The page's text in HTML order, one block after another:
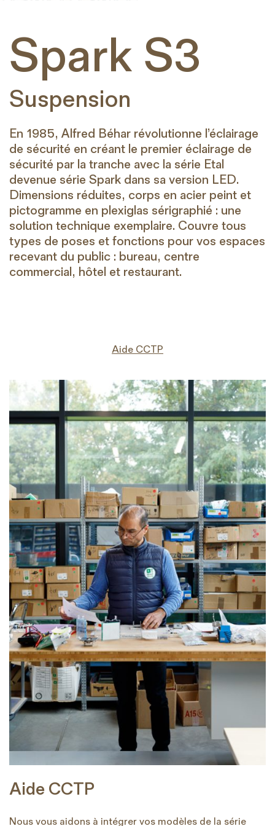
Spark S3
Suspension
En 1985, Alfred Béhar révolutionne l’éclairage
de sécurité en créant le premier éclairage de
sécurité par la tranche avec la série Etal
devenue série Spark dans sa version LED.
Dimensions réduites, corps en acier peint et
pictogramme en plexiglas sérigraphié : une
solution technique exemplaire. Couvre tous
types de poses et fonctions pour vos espaces
recevant du public : bureau, centre
commercial, hôtel et restaurant.
Aide CCTP
Aide CCTP
Nous vous aidons à intégrer vos modèles de la série